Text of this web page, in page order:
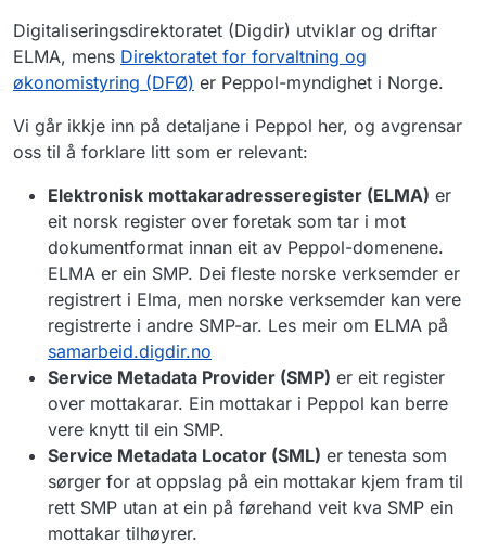
Digitaliseringsdirektoratet (Digdir) utviklar og driftar
ELMA, mens Direktoratet for forvaltning og
økonomistyring (DFØ) er Peppol-myndighet i Norge.
Vi går ikkje inn på detaljane i Peppol her, og avgrensar
oss til å forklare litt som er relevant:
Elektronisk mottakaradresseregister (ELMA) er
eit norsk register over foretak som tar i mot
dokumentformat innan eit av Peppol-domenene.
ELMA er ein SMP. Dei fleste norske verksemder er
registrert i Elma, men norske verksemder kan vere
registrerte i andre SMP-ar. Les meir om ELMA på
samarbeid.digdir.no
Service Metadata Provider (SMP) er eit register
over mottakarar. Ein mottakar i Peppol kan berre
vere knytt til ein SMP.
Service Metadata Locator (SML) er tenesta som
sørger for at oppslag på ein mottakar kjem fram til
rett SMP utan at ein på førehand veit kva SMP ein
mottakar tilhøyrer.